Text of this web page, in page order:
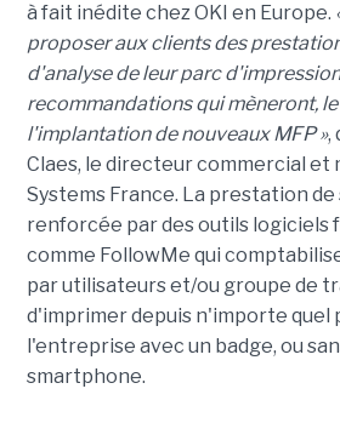
à fait inédite chez OKI en Europe.
proposer aux clients des
d'analyse de leur parc
recommandations qui mèneront, le
l'implantation de nouveaux MFP »,
Claes, le directeur commercial et
Systems France. La prestation
renforcée par des outils logiciels
comme FollowMe qui
par utilisateurs et/ou groupe de
d'imprimer depuis n'importe quel
l'entreprise avec un badge, ou
smartphone.